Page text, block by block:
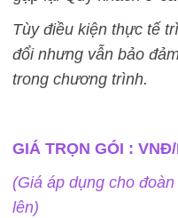
Tùy điều kiện thực tế
đổi nhưng vẫn bảo
trong chương trình.
GIÁ TRỌN GÓI :
(Giá áp dụng cho
lên)